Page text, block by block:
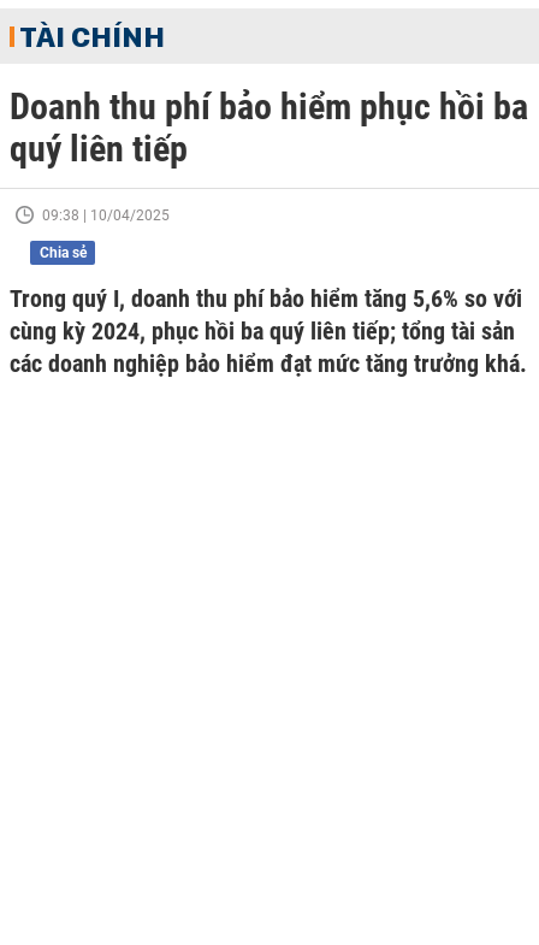
TÀI CHÍNH
Doanh thu phí bảo hiểm phục hồi ba
quý liên tiếp
09:38 | 10/04/2025
Chia sẻ
Trong quý I, doanh thu phí bảo hiểm tăng 5,6% so với
cùng kỳ 2024, phục hồi ba quý liên tiếp; tổng tài sản
các doanh nghiệp bảo hiểm đạt mức tăng trưởng khá.